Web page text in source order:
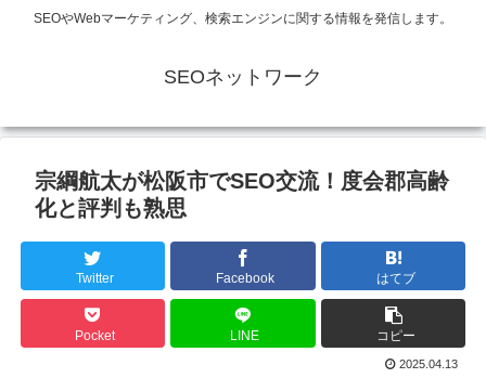
SEOやWebマーケティング、検索エンジンに関する情報を発信します。
SEOネットワーク
宗綱航太が松阪市でSEO交流！度会郡高齢
化と評判も熟思
Twitter Facebook はてブ
Pocket LINE コピー
2025.04.13